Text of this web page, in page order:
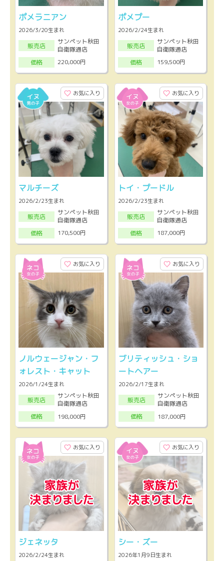
ポメラニアン
2026/3/20生まれ
販売店
サンペット秋田
自衛隊通店
価格
220,000円
ポメプー
2026/2/24生まれ
販売店
サンペット秋田
自衛隊通店
価格
159,500円
お気に入り
マルチーズ
2026/2/23生まれ
販売店
サンペット秋田
自衛隊通店
価格
170,500円
お気に入り
トイ・プードル
2026/2/23生まれ
販売店
サンペット秋田
自衛隊通店
価格
187,000円
お気に入り
ノルウェージャン・フ
ォレスト・キャット
2026/1/24生まれ
販売店
サンペット秋田
自衛隊通店
価格
198,000円
お気に入り
ブリティッシュ・ショ
ートヘアー
2026/2/17生まれ
販売店
サンペット秋田
自衛隊通店
価格
187,000円
お気に入り
ジェネッタ
2026/2/24生まれ
お気に入り
シー・ズー
2026年1月9日生まれ